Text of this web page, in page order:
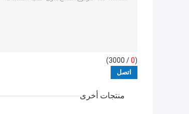
(
0
/ 3000)
منتجات أخرى